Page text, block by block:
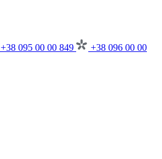
+38 095 00 00 849
+38 096 00 00